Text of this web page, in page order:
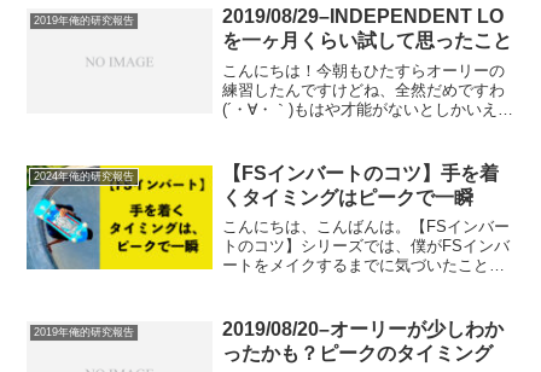
ですよ？笑(´・∀・｀)ちゃんと...
2019年俺的研究報告
2019/08/29–INDEPENDENT LO
を一ヶ月くらい試して思ったこと
こんにちは！今朝もひたすらオーリーの
練習したんですけどね、全然だめですわ
(´・∀・｀)もはや才能がないとしかいえな
大変です(´・∀・｀)笑今まで気にしていた
ポイン...
2024年俺的研究報告
【FSインバートのコツ】手を着
くタイミングはピークで一瞬
こんにちは、こんばんは。【FSインバー
トのコツ】シリーズでは、僕がFSインバ
ートをメイクするまでに気づいたこと、
いけど、ミニランプでやりたい！ってい
う、マイノリティな無...
2019年俺的研究報告
2019/08/20–オーリーが少しわか
ったかも？ピークのタイミング